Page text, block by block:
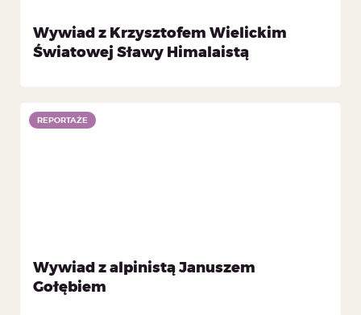
Wywiad z Krzysztofem Wielickim
Światowej Sławy Himalaistą
Wywiad z alpinistą Januszem
Gołębiem
REPORTAŻE